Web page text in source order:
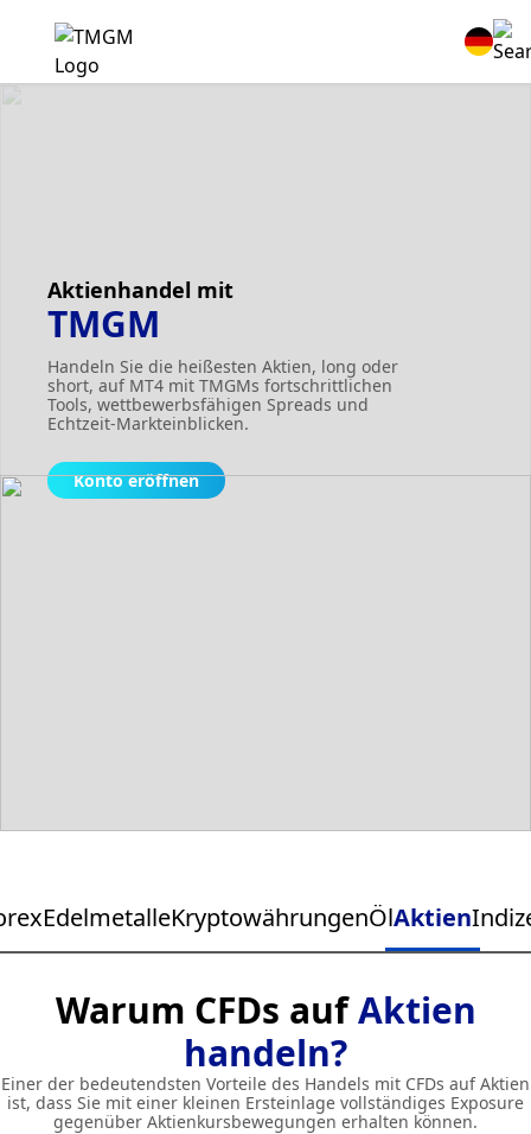
Aktienhandel mit
TMGM
Handeln Sie die heißesten Aktien, long oder
short, auf MT4 mit TMGMs fortschrittlichen
Tools, wettbewerbsfähigen Spreads und
Echtzeit-Markteinblicken.
Konto eröffnen
EdelmetalleKryptowährungenÖlAktien
Warum CFDs aufAktien
handeln?
Einer der bedeutendsten Vorteile des Handels mit CFDs auf Aktien
ist, dass Sie mit einer kleinen Ersteinlage vollständiges Exposure
gegenüber Aktienkursbewegungen erhalten können.